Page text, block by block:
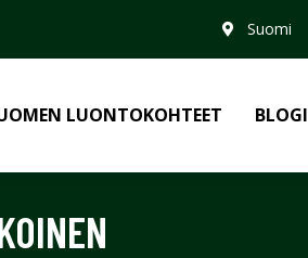
Suomi
LUONTOKOHTEET BLOGI